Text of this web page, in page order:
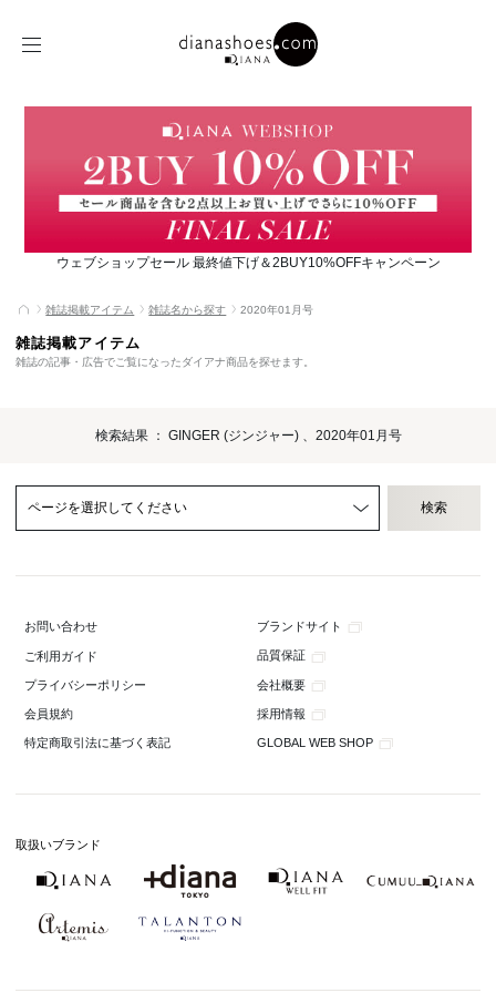
ウェブショップセール 最終値下げ＆2BUY10%OFFキャンペーン
雑誌掲載アイテム 雑誌名から探す 2020年01月号
雑誌掲載アイテム
雑誌の記事・広告でご覧になったダイアナ商品を探せます。
検索結果 ： GINGER (ジンジャー) 、2020年01月号
お問い合わせ ブランドサイト
ご利用ガイド 品質保証
プライバシーポリシー 会社概要
会員規約 採用情報
特定商取引法に基づく表記 GLOBAL WEB SHOP
取扱いブランド